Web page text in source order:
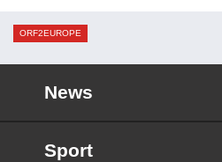
ORF2EUROPE
News
Sport